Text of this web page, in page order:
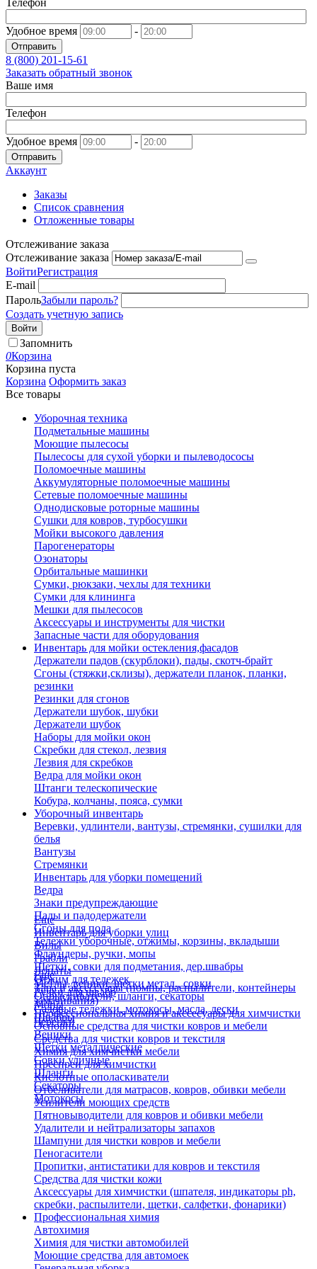
Телефон
Удобное время -
Отправить
8 (800) 201-15-61
Заказать обратный звонок
Ваше имя
Телефон
Удобное время -
Отправить
Аккаунт
Заказы
Список сравнения
Отложенные товары
Отслеживание заказа
Отслеживание заказа
ВойтиРегистрация
E-mail
ПарольЗабыли пароль?
Создать учетную запись
Войти
Запомнить
0Корзина
Корзина пуста
Корзина Оформить заказ
Все товары
Уборочная техника
Подметальные машины
Моющие пылесосы
Пылесосы для сухой уборки и пылеводососы
Поломоечные машины
Аккумуляторные поломоечные машины
Сетевые поломоечные машины
Однодисковые роторные машины
Сушки для ковров, турбосушки
Мойки высокого давления
Парогенераторы
Озонаторы
Орбитальные машинки
Сумки, рюкзаки, чехлы для техники
Сумки для клининга
Мешки для пылесосов
Аксессуары и инструменты для чистки
Запасные части для оборудования
Инвентарь для мойки остекления,фасадов
Держатели падов (скурблоки), пады, скотч-брайт
Сгоны (стяжки,склизы), держатели планок, планки,
резинки
Резинки для сгонов
Держатели шубок, шубки
Держатели шубок
Наборы для мойки окон
Скребки для стекол, лезвия
Лезвия для скребков
Ведра для мойки окон
Штанги телескопические
Кобура, колчаны, пояса, сумки
Уборочный инвентарь
Веревки, удлинтели, вантузы, стремянки, сушилки для
белья
Вантузы
Стремянки
Инвентарь для уборки помещений
Ведра
Знаки предупреждающие
Пады и падодержатели
Сгоны для пола
Тележки уборочные, отжимы, корзины, вкладыши
Флаундеры, ручки, мопы
Щетки, совки для подметания, дер.швабры
Отжим для тележек
Ручки для швабр
Мопы
Швабры
Еще
Инвентарь для уборки улиц
Вилы
Грабли
Лопаты
Метлы, веники, щетки метал., совки
Опрыскиватели, шланги, секаторы
Садовые тележки, мотокосы, масла, лески
Черенки
Веники
Щетки металлические
Совки уличные
Шланги
Секаторы
Мотокосы
Еще
Тара и аксессуары (помпы, распылители, контейнеры
замачивания)
Профессиональная химия и акссесуары для химчистки
Основные средства для чистки ковров и мебели
Средства для чистки ковров и текстиля
Химия для химчистки мебели
Преспреи для химчистки
Кислотные ополаскиватели
Отбеливатели для матрасов, ковров, обивки мебели
Усилители моющих средств
Пятновыводители для ковров и обивки мебели
Удалители и нейтрализаторы запахов
Шампуни для чистки ковров и мебели
Пеногасители
Пропитки, антистатики для ковров и текстиля
Средства для чистки кожи
Аксессуары для химчистки (шпателя, индикаторы ph,
скребки, распылители, щетки, салфетки, фонарики)
Профессиональная химия
Автохимия
Химия для чистки автомобилей
Моющие средства для автомоек